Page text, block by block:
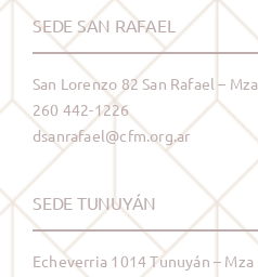
SEDE SAN RAFAEL
San Lorenzo 82 San Rafael – Mza
260 442-1226
dsanrafael@cfm.org.ar
SEDE TUNUYÁN
Echeverria 1014 Tunuyán – Mza